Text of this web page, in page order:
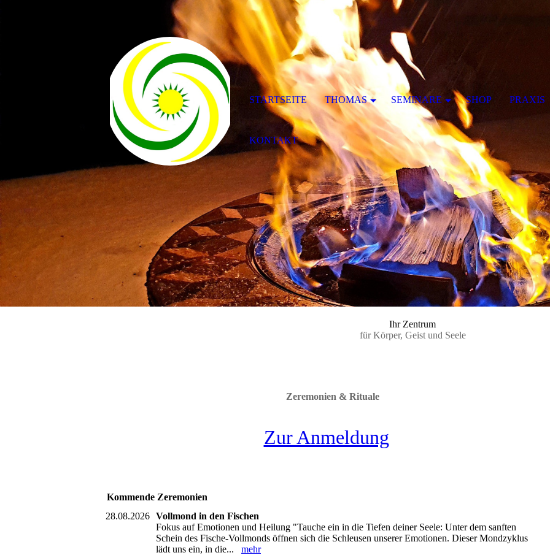
Ihr Zentrum
für Körper, Geist und Seele
Zeremonien & Rituale
Zur Anmeldung
Kommende Zeremonien
28.08.2026 Vollmond in den Fischen
Fokus auf Emotionen und Heilung "Tauche ein in die Tiefen deiner Seele: Unter dem sanften
Schein des Fische-Vollmonds öffnen sich die Schleusen unserer Emotionen. Dieser Mondzyklus
lädt uns ein, in die... mehr
STARTSEITE THOMAS SEMINARE SHOP PRAXIS
KONTAKT